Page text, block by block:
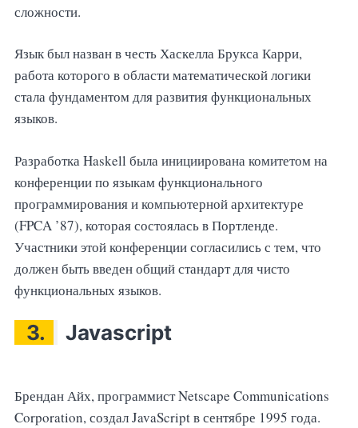
сложности.
Язык был назван в честь Хаскелла Брукса Карри,
работа которого в области математической логики
стала фундаментом для развития функциональных
языков.
Разработка Haskell была инициирована комитетом на
конференции по языкам функционального
программирования и компьютерной архитектуре
(FPCA ’87), которая состоялась в Портленде.
Участники этой конференции согласились с тем, что
должен быть введен общий стандарт для чисто
функциональных языков.
3. Javascript
Брендан Айх, программист Netscape Communications
Corporation, создал JavaScript в сентябре 1995 года.